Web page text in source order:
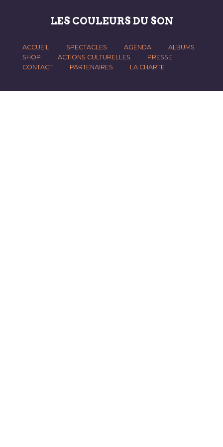
LES COULEURS DU SON
ACCUEIL SPECTACLES AGENDA
ALBUMS
SHOP
ACTIONS CULTURELLES
PRESSE
CONTACT
PARTENAIRES LA CHARTE